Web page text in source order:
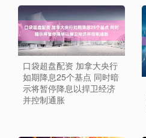
口袋超盘配资 加拿大央行
如期降息25个基点 同时暗
示将暂停降息以捍卫经济
并控制通胀